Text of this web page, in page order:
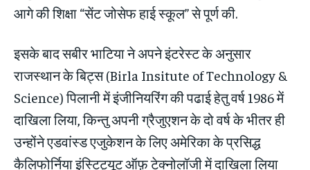
आगे की शिक्षा “सेंट जोसेफ हाई स्कूल” से पूर्ण की.
इसके बाद सबीर भाटिया ने अपने इंटरेस्ट के अनुसार
राजस्थान के बिट्स (Birla Insitute of Technology &
Science) पिलानी में इंजीनियरिंग की पढाई हेतु वर्ष 1986 में
दाखिला लिया, किन्तु अपनी ग्रैजुएशन के दो वर्ष के भीतर ही
उन्होंने एडवांस्ड एजुकेशन के लिए अमेरिका के प्रसिद्ध
कैलिफोर्निया इंस्टिट्यूट ऑफ़ टेक्नोलॉजी में दाखिला लिया